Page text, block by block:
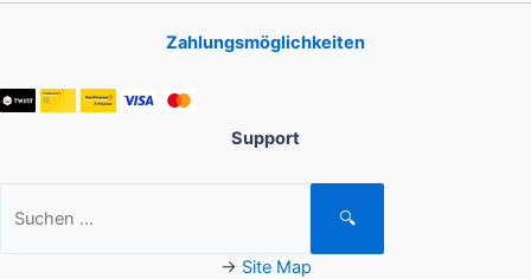
Zahlungsmöglichkeiten
Support
nach:
🔍
→ Site Map